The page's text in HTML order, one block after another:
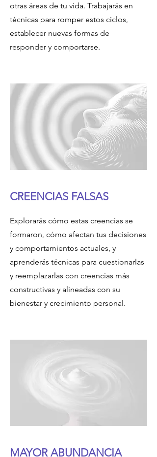
otras áreas de tu vida. Trabajarás en
técnicas para romper estos ciclos,
establecer nuevas formas de
responder y comportarse.
CREENCIAS FALSAS
Explorarás cómo estas creencias se
formaron, cómo afectan tus decisiones
y comportamientos actuales, y
aprenderás técnicas para cuestionarlas
y reemplazarlas con creencias más
constructivas y alineadas con su
bienestar y crecimiento personal.
MAYOR ABUNDANCIA